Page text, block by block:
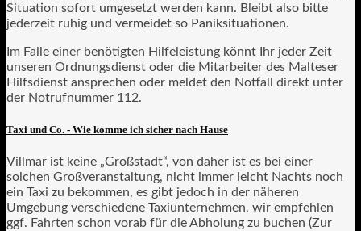
Situation sofort umgesetzt werden kann. Bleibt also bitte
jederzeit ruhig und vermeidet so Paniksituationen.
Im Falle einer benötigten Hilfeleistung könnt Ihr jeder Zeit
unseren Ordnungsdienst oder die Mitarbeiter des Malteser
Hilfsdienst ansprechen oder meldet den Notfall direkt unter
der Notrufnummer 112.
Taxi und Co. - Wie komme ich sicher nach Hause
Villmar ist keine „Großstadt“, von daher ist es bei einer
solchen Großveranstaltung, nicht immer leicht Nachts noch
ein Taxi zu bekommen, es gibt jedoch in der näheren
Umgebung verschiedene Taxiunternehmen, wir empfehlen
ggf. Fahrten schon vorab für die Abholung zu buchen (Zur